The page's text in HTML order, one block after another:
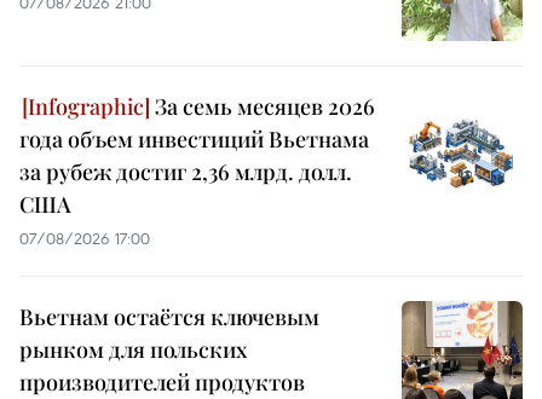
За семь месяцев 2026
года объем инвестиций Вьетнама
за рубеж достиг 2,36 млрд. долл.
США
07/08/2026 17:00
Вьетнам остаётся ключевым
рынком для польских
производителей продуктов